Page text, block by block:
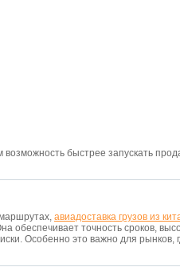
возможность быстрее запускать
авиадоставка грузов из
обеспечивает точность сроков,
Особенно это важно для рынков,